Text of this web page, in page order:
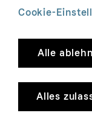
Klarna.com
Alle
Alles
Cookie-